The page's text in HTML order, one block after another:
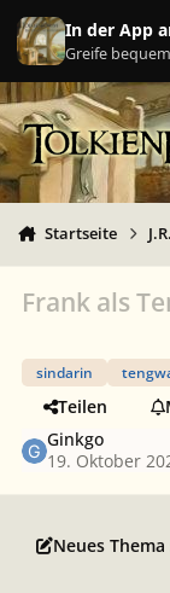
Zu Inhalt springen
In der App
Greife
Startseite
Frank als
sindarin
Teilen
Ginkgo
19. Oktober
Neues